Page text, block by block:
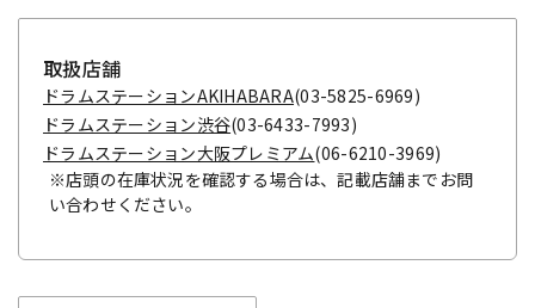
取扱店舗
ドラムステーションAKIHABARA(03-5825-6969)
ドラムステーション渋谷(03-6433-7993)
ドラムステーション大阪プレミアム(06-6210-3969)
※店頭の在庫状況を確認する場合は、記載店舗までお問
い合わせください。